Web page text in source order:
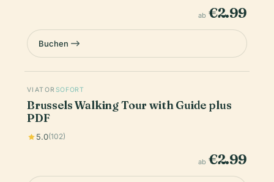
ab €2.99
Buchen
VIATOR SOFORT
Brussels Walking Tour with Guide plus
PDF
5.0(102)
ab €2.99